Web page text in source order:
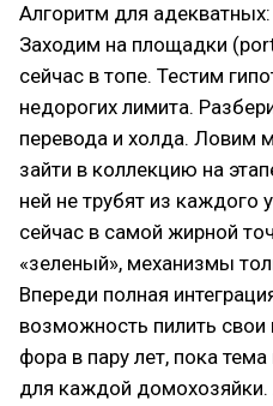
Алгоритм для
Заходим на площадки
сейчас в топе. Тестим
недорогих лимита.
перевода и холда. Ловим
зайти в коллекцию на
ней не трубят из каждого
сейчас в самой жирной
«зеленый», механизмы
Впереди полная
возможность пилить свои
фора в пару лет, пока
для каждой домохозяйки.